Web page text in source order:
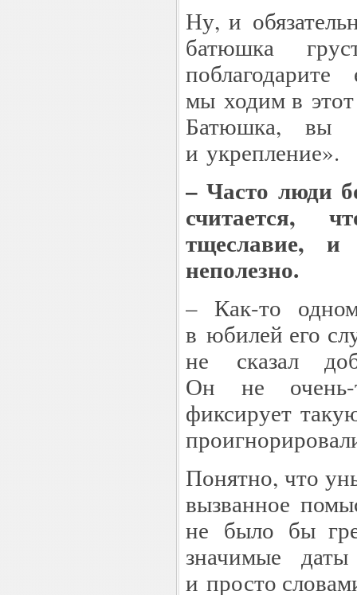
Ну, и
батюшка
мы ходим в этот
Батюшка, вы
и укрепление».
– Часто люди
считается,
тщеславие,
неполезно.
– Как-то
в юбилей его
не сказал
Он не очень-
фиксирует
Понятно, что
вызванное
не было бы
значимые
и просто